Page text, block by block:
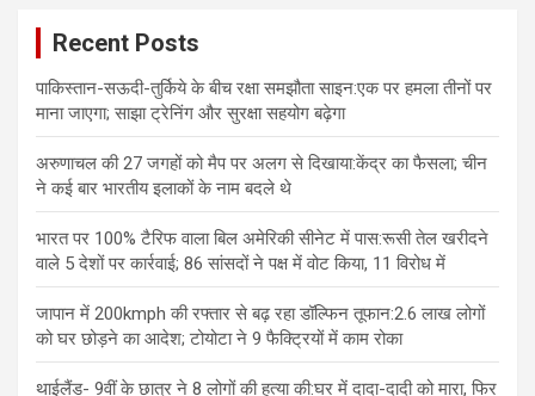
Recent Posts
पाकिस्तान-सऊदी-तुर्किये के बीच रक्षा समझौता साइन:एक पर हमला तीनों पर
माना जाएगा; साझा ट्रेनिंग और सुरक्षा सहयोग बढ़ेगा
अरुणाचल की 27 जगहों को मैप पर अलग से दिखाया:केंद्र का फैसला; चीन
ने कई बार भारतीय इलाकों के नाम बदले थे
भारत पर 100% टैरिफ वाला बिल अमेरिकी सीनेट में पास:रूसी तेल खरीदने
वाले 5 देशों पर कार्रवाई; 86 सांसदों ने पक्ष में वोट किया, 11 विरोध में
जापान में 200kmph की रफ्तार से बढ़ रहा डॉल्फिन तूफान:2.6 लाख लोगों
को घर छोड़ने का आदेश; टोयोटा ने 9 फैक्ट्रियों में काम रोका
थाईलैंड- 9वीं के छात्र ने 8 लोगों की हत्या की:घर में दादा-दादी को मारा, फिर